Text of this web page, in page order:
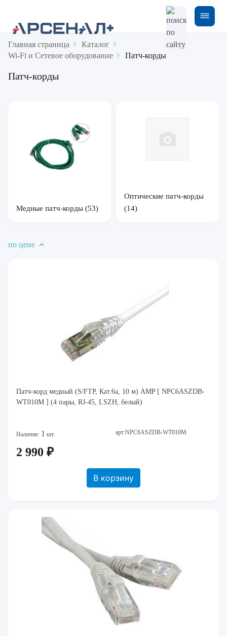
Главная страница
Каталог
Wi-Fi и Сетевое оборудование
Патч-корды
Патч-корды
Медные патч-корды (53)
Оптические патч-корды
(14)
по цене
Патч-корд медный (S/FTP, Кат.6a, 10 м) AMP [ NPC6ASZDB-
WT010M ] (4 пары, RJ-45, LSZH, белый)
Наличие: 1 шт. арт:NPC6ASZDB-WT010M
2 990 ₽
В корзину